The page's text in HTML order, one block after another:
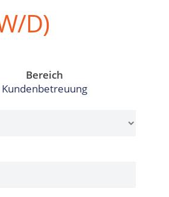
D)
Bereich
Kundenbetreuung